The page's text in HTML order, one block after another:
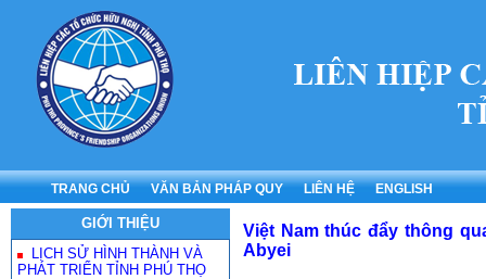
TRANG CHỦ VĂN BẢN PHÁP QUY LIÊN HỆ ENGLISH
GIỚI THIỆU
LỊCH SỬ HÌNH THÀNH VÀ
PHÁT TRIỂN TỈNH PHÚ THỌ
Việt Nam thúc đẩy thông
Abyei